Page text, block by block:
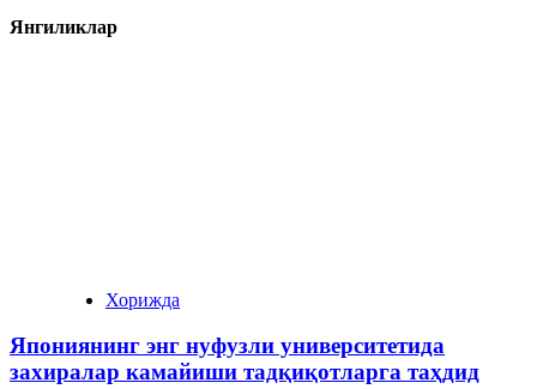
Янгиликлар
Хорижда
Япониянинг энг нуфузли университетида
захиралар камайиши тадқиқотларга таҳдид